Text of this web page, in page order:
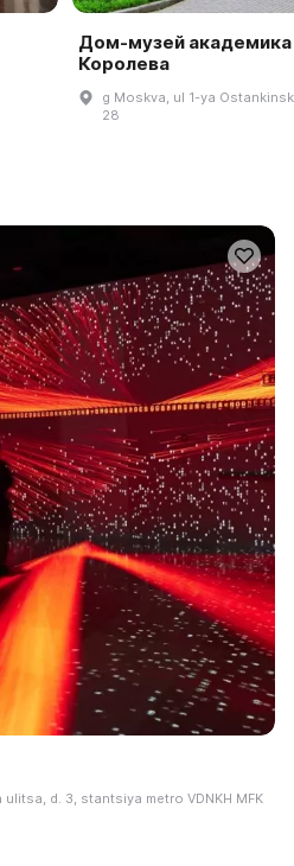
Дом-музей
Королева
g Moskva, ul 1-ya
28
d. 3, stantsiya metro VDNKH MFK